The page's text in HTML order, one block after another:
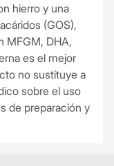
hierro y una
(GOS),
MFGM, DHA,
es el mejor
no sustituye a
sobre el uso
de preparación y